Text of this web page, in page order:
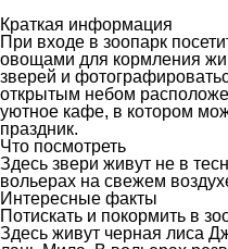
Краткая информация
При входе в зоопарк
овощами для кормления
зверей и
открытым небом
уютное кафе, в котором
праздник.
Что посмотреть
Здесь звери живут не в
вольерах на свежем
Интересные факты
Потискать и покормить в
Здесь живут черная лиса